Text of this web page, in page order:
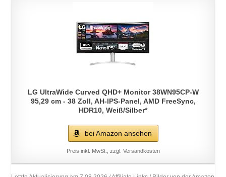
LG UltraWide Curved QHD+ Monitor 38WN95CP-W
95,29 cm - 38 Zoll, AH-IPS-Panel, AMD FreeSync,
HDR10, Weiß/Silber*
bei Amazon ansehen
Preis inkl. MwSt., zzgl. Versandkosten